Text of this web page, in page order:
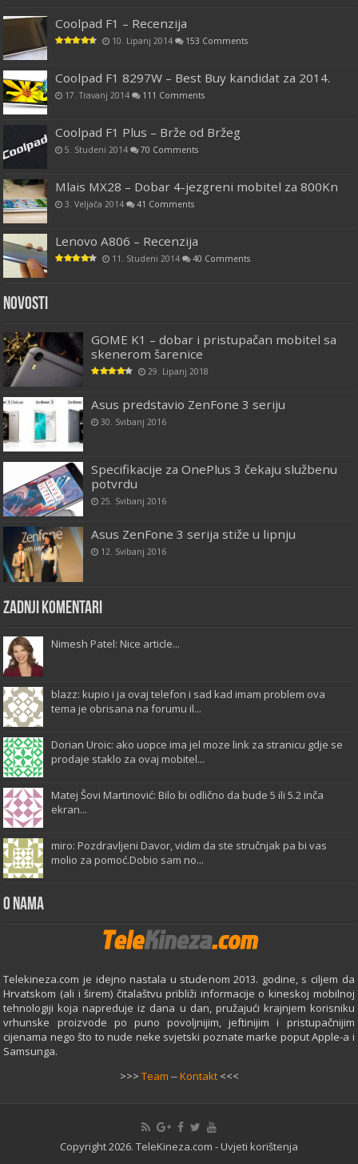
Coolpad F1 – Recenzija
10. Lipanj 2014 153 Comments
Coolpad F1 8297W – Best Buy kandidat za 2014.
17. Travanj 2014 111 Comments
Coolpad F1 Plus – Brže od Bržeg
5. Studeni 2014 70 Comments
Mlais MX28 – Dobar 4-jezgreni mobitel za 800Kn
3. Veljača 2014 41 Comments
Lenovo A806 – Recenzija
11. Studeni 2014 40 Comments
Novosti
GOME K1 – dobar i pristupačan mobitel sa
skenerom šarenice
29. Lipanj 2018
Asus predstavio ZenFone 3 seriju
30. Svibanj 2016
Specifikacije za OnePlus 3 čekaju službenu
potvrdu
25. Svibanj 2016
Asus ZenFone 3 serija stiže u lipnju
12. Svibanj 2016
Zadnji komentari
Nimesh Patel: Nice article...
blazz: kupio i ja ovaj telefon i sad kad imam problem ova
tema je obrisana na forumu il...
Dorian Uroic: ako uopce ima jel moze link za stranicu gdje se
prodaje staklo za ovaj mobitel...
Matej Šovi Martinović: Bilo bi odlično da bude 5 ili 5.2 inča
ekran...
miro: Pozdravljeni Davor, vidim da ste stručnjak pa bi vas
molio za pomoć.Dobio sam no...
O Nama
Telekineza.com je idejno nastala u studenom 2013. godine, s ciljem da
Hrvatskom (ali i širem) čitalaštvu približi informacije o kineskoj mobilnoj
tehnologiji koja napreduje iz dana u dan, pružajući krajnjem korisniku
vrhunske proizvode po puno povoljnijim, jeftinijim i pristupačnijim
cijenama nego što to nude neke svjetski poznate marke poput Apple-a i
Samsunga.
>>> Team --Kontakt<<<
Copyright 2026. TeleKineza.com - Uvjeti korištenja